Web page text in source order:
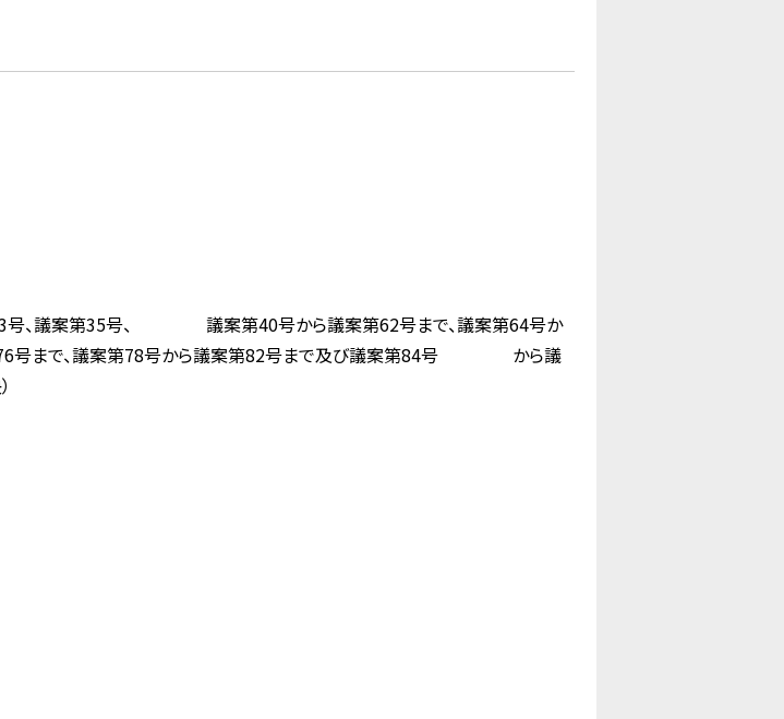
号、議案第35号、 議案第40号から議案第62号まで、議案第64号か
、議案第78号から議案第82号まで及び議案第84号 から議